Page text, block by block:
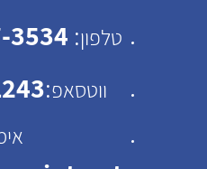
טלפון:
3534
ווטסאפ: